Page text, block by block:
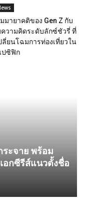
มายาคติของ Gen Z กับ
ความคิดระดับลักซ์ชัวรี่ ที่
ลี่ยนโฉมการท่องเที่ยวใน
ปซิฟิก
ะจาย พร้อม
อกซีรีส์แนวตั้งชื่อ